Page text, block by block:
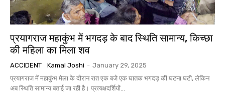
प्रयागराज महाकुंभ में भगदड़ के बाद स्थिति सामान्य, किच्छा
की महिला का मिला शव
ACCIDENT Kamal Joshi - January 29, 2025
प्रयागराज में महाकुंभ मेला के दौरान रात एक बजे एक घातक भगदड़ की घटना घटी, लेकिन
अब स्थिति सामान्य बताई जा रही है। प्रत्यक्षदर्शियों...